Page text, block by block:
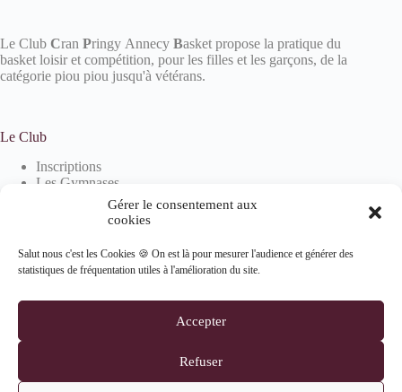
Gérer le consentement aux
cookies
Salut nous c'est les Cookies 🍪 On est là pour mesurer l'audience et générer des
statistiques de fréquentation utiles à l'amélioration du site.
Accepter
Refuser
Le Club Cran Pringy Annecy Basket propose la pratique du
basket loisir et compétition, pour les filles et les garçons, de la
catégorie piou piou jusqu'à vétérans.
Le Club
Inscriptions
Les Gymnases
Devenir partenaire
Informations
Mentions Légales
Politique de confidentialité
Suivez-nous